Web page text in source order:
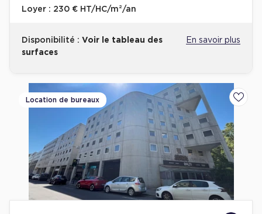
Loyer : 230 € HT/HC/m²/an
Disponibilité : Voir le tableau des
surfaces
En savoir plus
Location de bureaux